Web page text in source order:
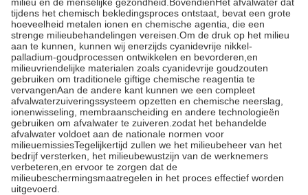
tijdens het chemisch bekledingsproces ontstaat, bevat een grote
hoeveelheid metalen ionen en chemische agentia, die een
strenge milieubehandelingen vereisen.Om de druk op het milieu
aan te kunnen, kunnen wij enerzijds cyanidevrije nikkel-
palladium-goudprocessen ontwikkelen en bevorderen,en
milieuvriendelijke materialen zoals cyanidevrije goudzouten
gebruiken om traditionele giftige chemische reagentia te
vervangenAan de andere kant kunnen we een compleet
afvalwaterzuiveringssysteem opzetten en chemische neerslag,
ionenwisseling, membraanscheiding en andere technologieën
gebruiken om afvalwater te zuiveren.zodat het behandelde
afvalwater voldoet aan de nationale normen voor
milieuemissiesTegelijkertijd zullen we het milieubeheer van het
bedrijf versterken, het milieubewustzijn van de werknemers
verbeteren,en ervoor te zorgen dat de
milieubeschermingsmaatregelen in het proces effectief worden
uitgevoerd.